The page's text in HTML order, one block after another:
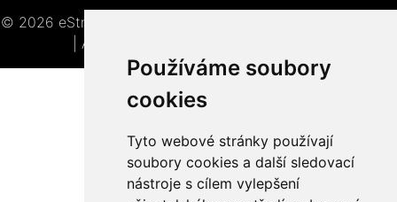
Používáme soubory
cookies
Tyto webové stránky používají
soubory cookies a další sledovací
nástroje s cílem vylepšení
© 2026 eStránky.cz
Aktualizováno: 7. 8. 2026